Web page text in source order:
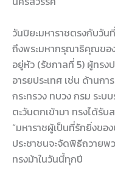
วันปิยะมหาราชตรงกับวั
ถึงพระมหากรุณาธิคุณของ
อยู่หัว (รัชกาลที่ 5) ผู้ทรง
อารยประเทศ เช่น ด้านก
กระทรวง ทบวง กรม ระบ
ตะวันตกเข้ามา ทรงได้รั
“มหาราชผู้เป็นที่รักยิ่งขอ
ประชาชนจะจัดพิธีถวายพ
ทรงม้าในวันนี้ทุกปี